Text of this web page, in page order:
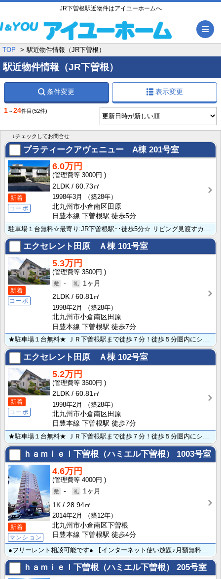
JR下曽根駅近物件はアイユーホームへ
TOP 駅近物件情報（JR下曽根）
駅近物件情報（JR下曽根）
条件変更 表示変更
1～24件目 (52件)
↓チェックしてお問合せ
プラティークアヴェニュー A棟 201号室
新着
コーポ
6.0万円
3000円
2LDK
60.73㎡
1998年3月
（築28年）
北九州市小倉南区田原
日豊本線 下曽根駅 徒歩5分
駐車場１台無料☆最寄り:JR下曽根駅･･徒歩5分☆ リビング見渡すカウンターキッチンは小さなお子さん･･･
エクセレント田原 Ａ棟101号室
新着
コーポ
5.3万円
3500円
-
1ヶ月
2LDK
60.81㎡
1998年2月
（築28年）
北九州市小倉南区田原
日豊本線 下曽根駅 徒歩7分
★駐車場１台無料★ ＪＲ下曽根駅まで徒歩７分！徒歩５分圏内にショッピングセンターも有るので生活便利で･･･
エクセレント田原 Ａ棟102号室
新着
コーポ
5.2万円
3500円
2LDK
60.81㎡
1998年2月
（築28年）
北九州市小倉南区田原
日豊本線 下曽根駅 徒歩7分
★駐車場１台無料★ ＪＲ下曽根駅まで徒歩７分！徒歩５分圏内にショッピングセンターも有るので生活便利で･･･
ｈａｍｉｅｌ下曽根（ハミエル下曽根） 1003号室
新着
マンション
4.6万円
4000円
-
1ヶ月
1K
28.94㎡
2014年2月
（築12年）
北九州市小倉南区下曽根
日豊本線 下曽根駅 徒歩4分
ｈａｍｉｅｌ下曽根（ハミエル下曽根） 205号室